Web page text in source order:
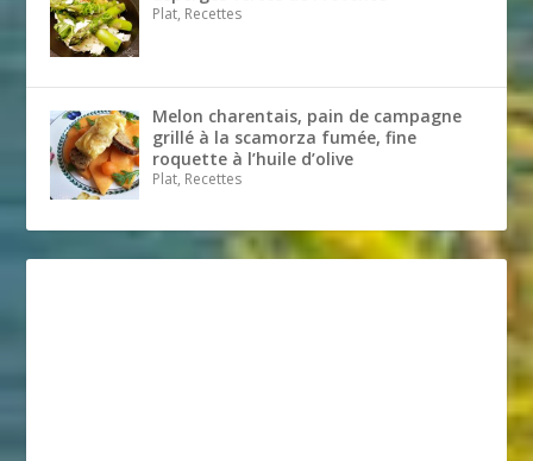
Plat, Recettes
Melon charentais, pain de campagne
grillé à la scamorza fumée, fine
roquette à l’huile d’olive
Plat, Recettes